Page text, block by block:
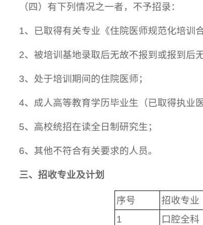
（四）有下列情况之一者，不予招录：
1、已取得有关专业《住院医师规范化培训
2、被培训基地录取后无故不报到或报到后
3、处于培训期间的住院医师；
4、成人高等教育学历毕业生（已取得执业
5、高校统招在读全日制研究生；
6、其他不符合有关要求的人员。
三、招收专业及计划
序号 招收专业
1
口腔全科